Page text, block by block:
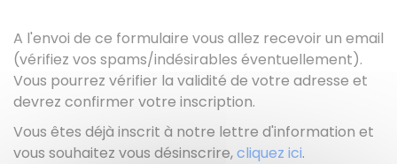
A l'envoi de ce formulaire vous allez recevoir un email
(vérifiez vos spams/indésirables éventuellement).
Vous pourrez vérifier la validité de votre adresse et
devrez confirmer votre inscription.
Vous êtes déjà inscrit à notre lettre d'information et
vous souhaitez vous désinscrire,cliquez ici.